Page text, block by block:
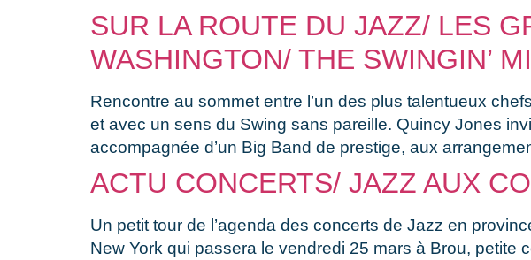
SUR LA ROUTE DU JAZZ/ LES
WASHINGTON/ THE SWINGIN’
Rencontre au sommet entre l’un des plus talentueux
et avec un sens du Swing sans pareille. Quincy Jones
accompagnée d’un Big Band de prestige, aux
ACTU CONCERTS/ JAZZ AUX
Un petit tour de l’agenda des concerts de Jazz en
New York qui passera le vendredi 25 mars à Brou, petite